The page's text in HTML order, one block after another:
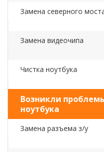
Замена северного
Замена видеочипа
Чистка ноутбука
Возникли
ноутбука
Замена разъема з/у